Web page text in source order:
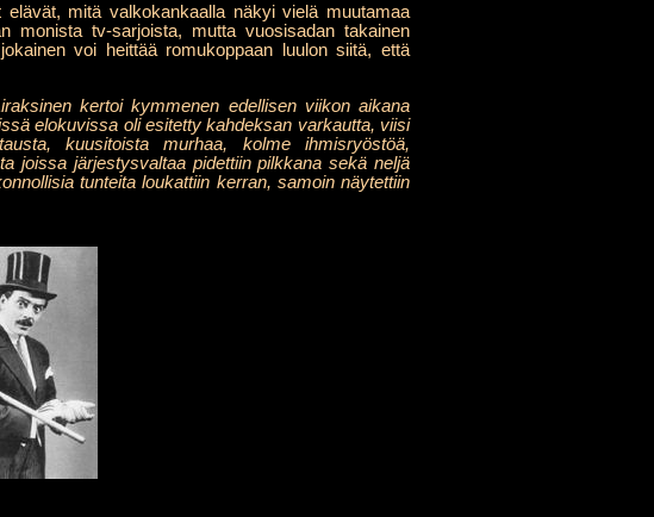
mitä valkokankaalla näkyi vielä muutamaa
monista tv-sarjoista, mutta vuosisadan takainen
voi heittää romukoppaan luulon siitä, että
kertoi kymmenen edellisen viikon aikana
elokuvissa oli esitetty kahdeksan varkautta, viisi
kuusitoista murhaa, kolme ihmisryöstöä,
joissa järjestysvaltaa pidettiin pilkkana sekä neljä
tunteita loukattiin kerran, samoin näytettiin